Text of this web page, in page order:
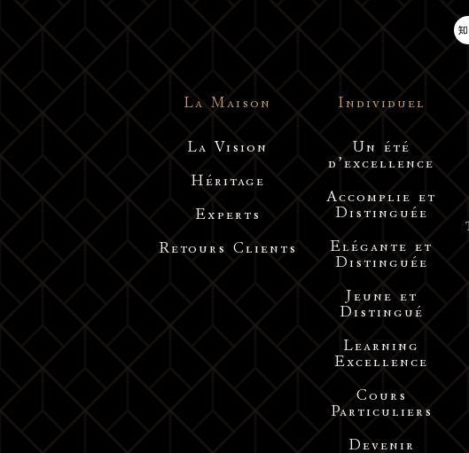
La Maison
La Vision
Héritage
Experts
Retours Clients
Individuel
Un été
d’excellence
Accomplie et
Distinguée
Elégante et
Distinguée
Jeune et
Distingué
Learning
Excellence
Cours
Particuliers
Devenir